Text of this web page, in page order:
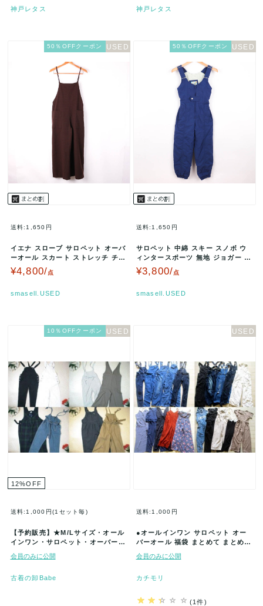
神戸レタス 神戸レタス
50％OFFクーポン
送料:1,650円
イエナ スローブ サロペット オーバ
ーオール スカート ストレッチ チェ
ック ボトムス レディース …
¥4,800/点
smasell.USED
50％OFFクーポン
送料:1,650円
サロペット 中綿 スキー スノボ ウ
ィンタースポーツ 無地 ジョガー キ
ッズ 男の子用 120サイズ…
¥3,800/点
smasell.USED
10％OFFクーポン
12%OFF
送料:1,000円(1セット毎)
【予約販売】★M/Lサイズ・オール
インワン・サロペット・オーバーオ
ッ…
会員のみに公開
古着の卸Babe
送料:1,000円
●オールインワン サロペット オー
バーオール 福袋 まとめて まとめ売
会員のみに公開
カチモリ
(1件)